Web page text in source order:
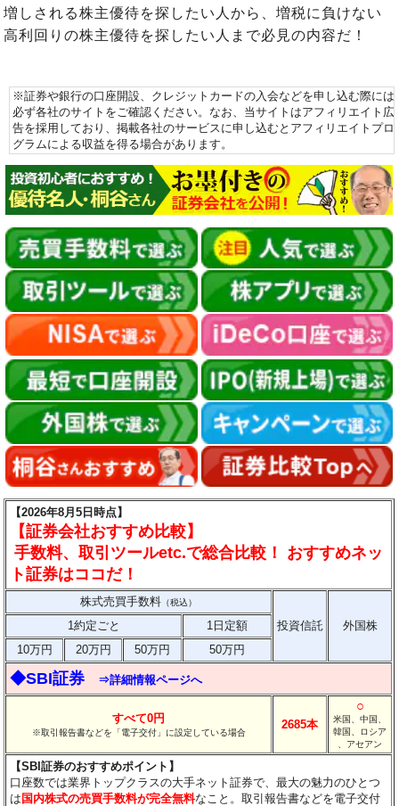
増しされる株主優待を探したい人から、増税に負けない
高利回りの株主優待を探したい人まで必見の内容だ！
※証券や銀行の口座開設、クレジットカードの入会などを申し込む際には
必ず各社のサイトをご確認ください。なお、当サイトはアフィリエイト広
告を採用しており、掲載各社のサービスに申し込むとアフィリエイトプロ
グラムによる収益を得る場合があります。
【2026年8月5日時点】
【証券会社おすすめ比較】
手数料、取引ツールetc.で総合比較！ おすすめネッ
ト証券はココだ！
株式売買手数料 （税込）
投資信託 外国株
1約定ごと
1日定額
10万円
20万円 50万円 50万円
◆SBI証券 ⇒詳細情報ページへ
すべて0円
※取引報告書などを「電子交付」に設定している場合
2685本
○
米国、中国、
韓国、ロシア
、アセアン
【SBI証券のおすすめポイント】
口座数では業界トップクラスの大手ネット証券で、最大の魅力のひとつ
は 国内株式の売買手数料が完全無料なこと。取引報告書などを電子交付